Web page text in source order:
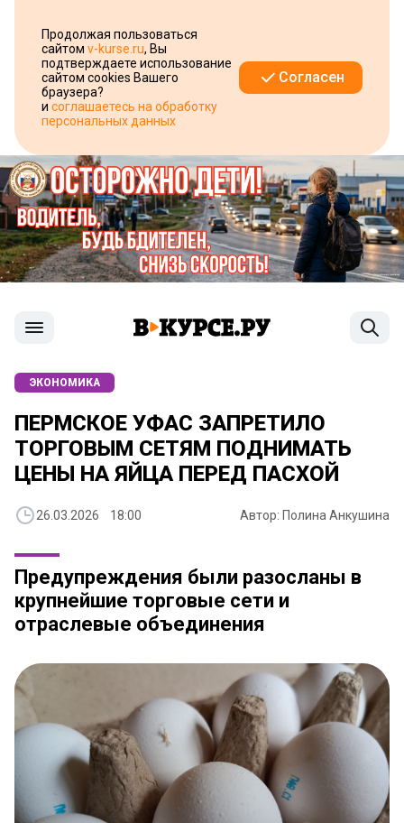
Продолжая пользоваться
сайтом v-kurse.ru, Вы
подтверждаете использование
сайтом cookies Вашего
браузера?
и соглашаетесь на обработку
персональных данных
Согласен
ЭКОНОМИКА
​ПЕРМСКОЕ УФАС ЗАПРЕТИЛО
ТОРГОВЫМ СЕТЯМ ПОДНИМАТЬ
ЦЕНЫ НА ЯЙЦА ПЕРЕД ПАСХОЙ
26.03.2026 18:00 Автор: Полина Анкушина
Предупреждения были разосланы в
крупнейшие торговые сети и
отраслевые объединения